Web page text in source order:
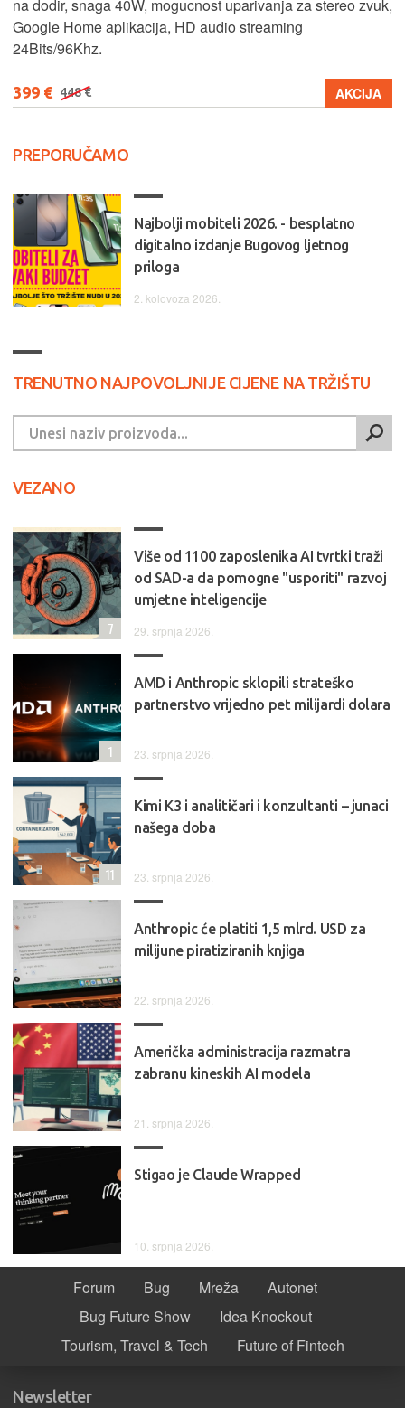
na dodir, snaga 40W, mogucnost uparivanja za stereo zvuk,
Google Home aplikacija, HD audio streaming
24Bits/96Khz.
399 € 448 € AKCIJA
PREPORUČAMO
Najbolji mobiteli 2026. - besplatno
digitalno izdanje Bugovog ljetnog
priloga
2. kolovoza 2026.
TRENUTNO NAJPOVOLJNIJE CIJENE NA TRŽIŠTU
VEZANO
Više od 1100 zaposlenika AI tvrtki traži
od SAD-a da pomogne "usporiti" razvoj
umjetne inteligencije
29. srpnja 2026.
7
AMD i Anthropic sklopili strateško
partnerstvo vrijedno pet milijardi dolara
23. srpnja 2026.
1
Kimi K3 i analitičari i konzultanti – junaci
našega doba
23. srpnja 2026.
11
Anthropic će platiti 1,5 mlrd. USD za
milijune piratiziranih knjiga
22. srpnja 2026.
Američka administracija razmatra
zabranu kineskih AI modela
21. srpnja 2026.
Stigao je Claude Wrapped
10. srpnja 2026.
Forum Bug Mreža
Autonet
Bug Future Show
Idea Knockout
Tourism, Travel & Tech
Future of Fintech
Newsletter